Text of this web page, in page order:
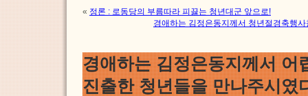
« 정론 : 로동당의 부름따라 피끓는 청년대군 앞으로!
경애하는 김정은동지께서 청년절경축행
경애하는 김정은동지께서 어
진출한 청년들을 만나주시였